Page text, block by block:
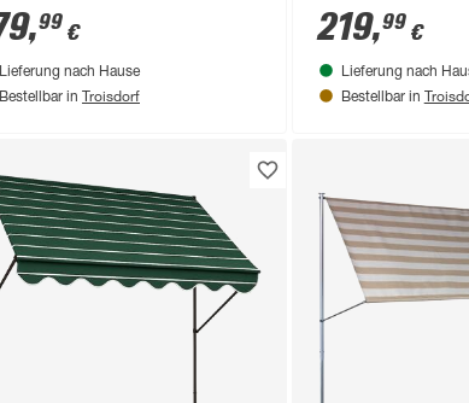
cm
,99 €
Lieferung nach Hause
Bestellbar in Troisdorf
150 cm
219,99€
Lieferung nach
Bestellbar in